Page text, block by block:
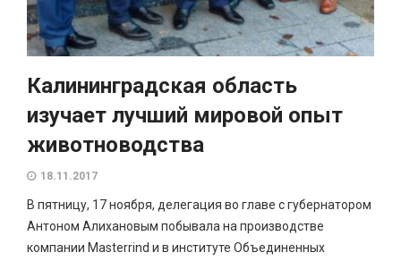
Калининградская область
изучает лучший мировой опыт
животноводства
18.11.2017
В пятницу, 17 ноября, делегация во главе с губернатором
Антоном Алихановым побывала на производстве
компании Masterrind и в институте Объединенных